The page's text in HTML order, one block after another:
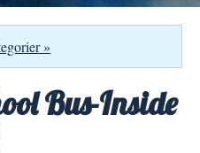
»
Bus-Inside